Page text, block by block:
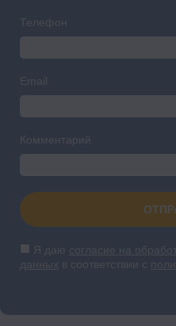
Телефон
Email
Комментарий
Я даю согласие на
данных в соответствии с